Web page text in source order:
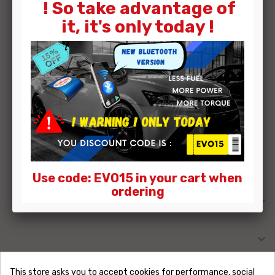
- Paypal.
- Chèque.
- Virement bancaire.
Dans le cas d'un paiement par virement ou chèque, la
commande sera expédié à réception du paiement pour les
virement, et après encaissement du chèque pour un
paiement par chèque.


This store asks you to accept cookies for performance, social
! So take advantage of
it, it's only today !
Use code: EVO15 in your cart when
ordering